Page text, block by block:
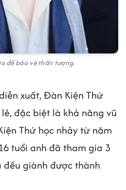
để bảo vệ thần tượng.
xuất, Đàn Kiện Thứ
đặc biệt là khả năng vũ
Thứ học nhảy từ năm
tuổi anh đã tham gia 3
đều giành được thành